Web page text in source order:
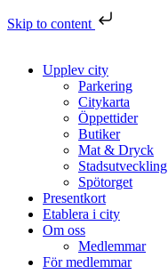
Skip to content
Upplev city
Parkering
Citykarta
Öppettider
Butiker
Mat & Dryck
Stadsutveckling
Spötorget
Presentkort
Etablera i city
Om oss
Medlemmar
För medlemmar